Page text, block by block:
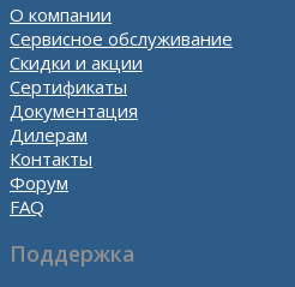
О компании
Сервисное обслуживание
Скидки и акции
Сертификаты
Документация
Дилерам
Контакты
Форум
FAQ
Поддержка